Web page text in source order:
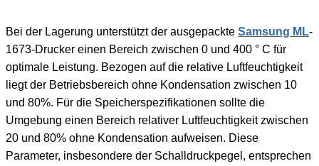
Bei der Lagerung unterstützt der ausgepackte Samsung ML-
1673-Drucker einen Bereich zwischen 0 und 400 ° C für
optimale Leistung. Bezogen auf die relative Luftfeuchtigkeit
liegt der Betriebsbereich ohne Kondensation zwischen 10
und 80%. Für die Speicherspezifikationen sollte die
Umgebung einen Bereich relativer Luftfeuchtigkeit zwischen
20 und 80% ohne Kondensation aufweisen. Diese
Parameter, insbesondere der Schalldruckpegel, entsprechen